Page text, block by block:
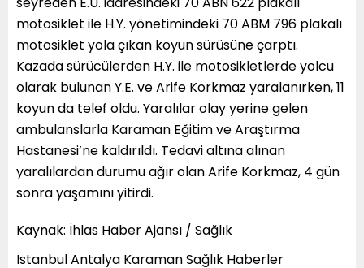
seyreden E.U. idaresindeki 70 ABN 622 plakalı
motosiklet ile H.Y. yönetimindeki 70 ABM 796 plakalı
motosiklet yola çıkan koyun sürüsüne çarptı.
Kazada sürücülerden H.Y. ile motosikletlerde yolcu
olarak bulunan Y.E. ve Arife Korkmaz yaralanırken, 11
koyun da telef oldu. Yaralılar olay yerine gelen
ambulanslarla Karaman Eğitim ve Araştırma
Hastanesi’ne kaldırıldı. Tedavi altına alınan
yaralılardan durumu ağır olan Arife Korkmaz, 4 gün
sonra yaşamını yitirdi.
Kaynak: İhlas Haber Ajansı / Sağlık
İstanbul Antalya Karaman Sağlık Haberler